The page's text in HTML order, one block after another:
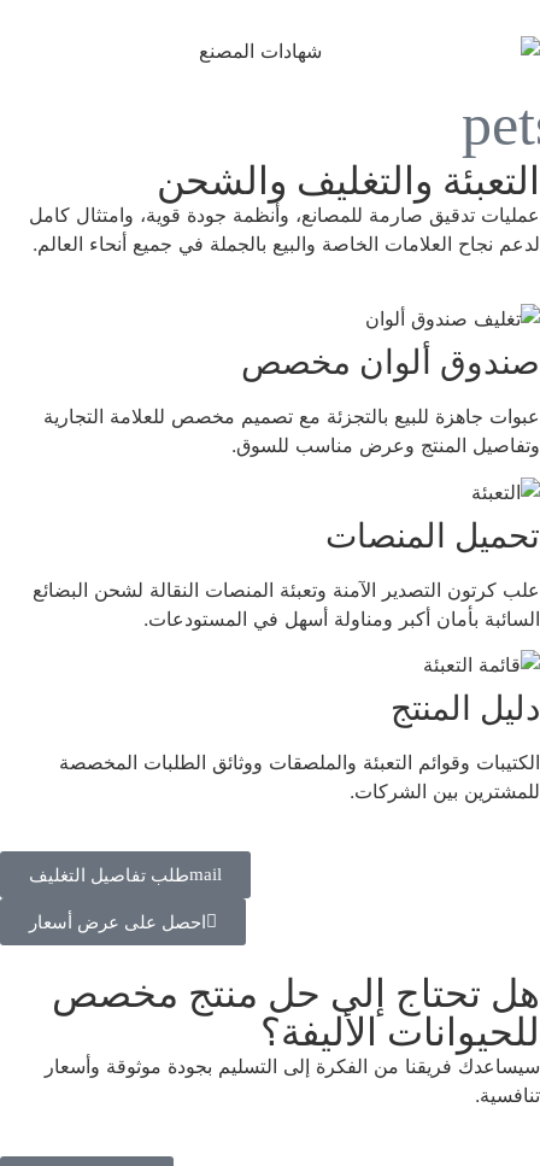
التعبئة والتغليف والشحن
عمليات تدقيق صارمة للمصانع، وأنظمة جودة قوية، وامتثال كامل
لدعم نجاح العلامات الخاصة والبيع بالجملة في جميع أنحاء العالم.
صندوق ألوان مخصص
عبوات جاهزة للبيع بالتجزئة مع تصميم مخصص للعلامة التجارية
وتفاصيل المنتج وعرض مناسب للسوق.
تحميل المنصات
علب كرتون التصدير الآمنة وتعبئة المنصات النقالة لشحن البضائع
السائبة بأمان أكبر ومناولة أسهل في المستودعات.
دليل المنتج
الكتيبات وقوائم التعبئة والملصقات ووثائق الطلبات المخصصة
للمشترين بين الشركات.
طلب تفاصيل التغليف
احصل على عرض أسعار
هل تحتاج إلى حل منتج مخصص
للحيوانات الأليفة؟
سيساعدك فريقنا من الفكرة إلى التسليم بجودة موثوقة وأسعار
تنافسية.